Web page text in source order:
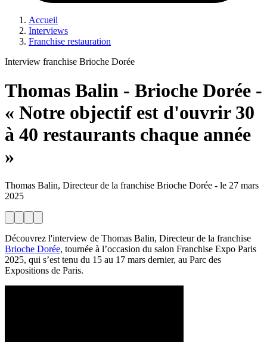
Accueil
Interviews
Franchise restauration
Interview franchise Brioche Dorée
Thomas Balin - Brioche Dorée -
« Notre objectif est d'ouvrir 30
à 40 restaurants chaque année
»
Thomas Balin, Directeur de la franchise Brioche Dorée - le 27 mars
2025
Découvrez l'interview de Thomas Balin, Directeur de la franchise
Brioche Dorée, tournée à l’occasion du salon Franchise Expo Paris
2025, qui s’est tenu du 15 au 17 mars dernier, au Parc des
Expositions de Paris.